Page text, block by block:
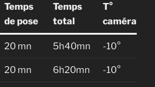
Temps
de pose
Temps
total
T°
caméra
20 mn 5h40mn -10°
20 mn 6h20mn -10°